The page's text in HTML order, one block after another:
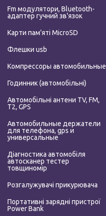
Fm модулятори, Bluetooth-
адаптер гучний зв'язок
Карти пам'яті MicroSD
Флешки usb
Компрессоры автомобильные
Годинник (автомобільні)
Автомобільні антени TV, FM,
T2, GPS
Автомобильные держатели
для телефона, gps и
универсальные
Діагностика автомобіля
автосканер тестер
товщиномір
Розгалужувачі прикурювача
Портативні зарядні пристрої
Power Bank